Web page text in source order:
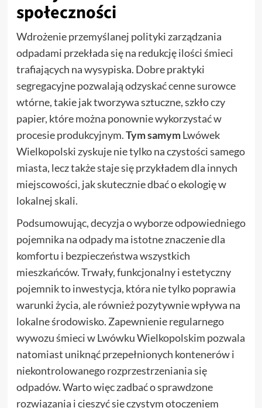
społeczności
Wdrożenie przemyślanej polityki zarządzania
odpadami przekłada się na redukcję ilości śmieci
trafiających na wysypiska. Dobre praktyki
segregacyjne pozwalają odzyskać cenne surowce
wtórne, takie jak tworzywa sztuczne, szkło czy
papier, które można ponownie wykorzystać w
procesie produkcyjnym.Tym samymLwówek
Wielkopolski zyskuje nie tylko na czystości samego
miasta, lecz także staje się przykładem dla innych
miejscowości, jak skutecznie dbać o ekologię w
lokalnej skali.
Podsumowując, decyzja o wyborze odpowiedniego
pojemnika na odpady ma istotne znaczenie dla
komfortu i bezpieczeństwa wszystkich
mieszkańców. Trwały, funkcjonalny i estetyczny
pojemnik to inwestycja, która nie tylko poprawia
warunki życia, ale również pozytywnie wpływa na
lokalne środowisko. Zapewnienie regularnego
wywozu śmieci w Lwówku Wielkopolskim pozwala
natomiast uniknąć przepełnionych kontenerów i
niekontrolowanego rozprzestrzeniania się
odpadów. Warto więc zadbać o sprawdzone
rozwiązania i cieszyć się czystym otoczeniem